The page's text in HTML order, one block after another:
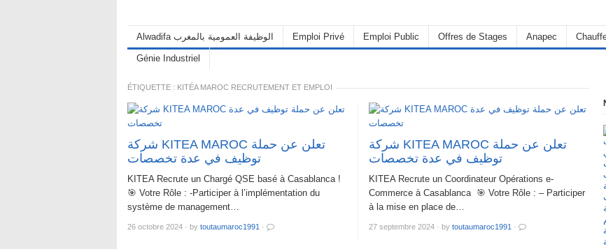
Alwadifa الوظيفة العمومية بالمغرب Emploi Privé Emploi Public Offres de Stages Anapec
Génie Industriel
ÉTIQUETTE : KITÉA MAROC RECRUTEMENT ET EMPLOI
شركة KITEA MAROC تعلن عن حملة
توظيف في عدة تخصصات
KITEA Recrute un Chargé QSE basé à Casablanca !
🎯 Votre Rôle : -Participer à l’implémentation du
système de management…
26 octobre 2024 · by toutaumaroc1991 ·
شركة KITEA MAROC تعلن عن حملة
توظيف في عدة تخصصات
KITEA Recrute un Coordinateur Opérations e-
Commerce à Casablanca 🎯 Votre Rôle : – Participer
à la mise en place de…
27 septembre 2024 · by toutaumaroc1991 ·